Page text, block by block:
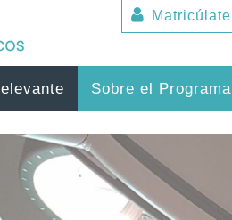
Matricúlate
Sobre el Programa